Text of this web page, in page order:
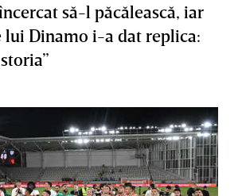
să-l păcălească, iar
lui Dinamo i-a dat replica: